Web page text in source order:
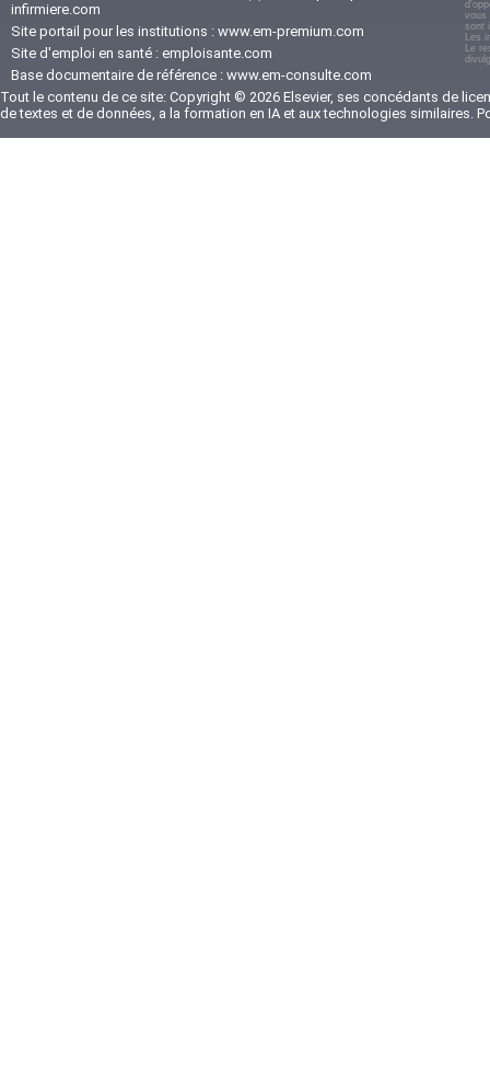
infirmiere.com
Site portail pour les institutions : www.em-premium.com
Site d'emploi en santé : emploisante.com
Base documentaire de référence : www.em-consulte.com
vous
sont
Les
Le
Tout le contenu de ce site: Copyright © 2026 Elsevier, ses concédants de
de textes et de données, a la formation en IA et aux technologies similaires.